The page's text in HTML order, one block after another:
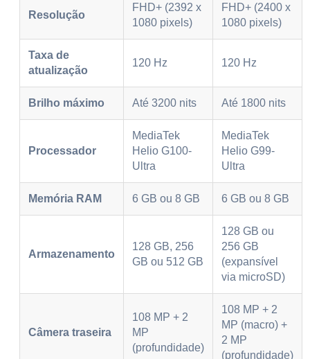
Resolução
FHD+ (2392 x
1080 pixels)
FHD+ (2400 x
1080 pixels)
Taxa de
atualização
120 Hz 120 Hz
Brilho máximo Até 3200 nits Até 1800 nits
Processador
MediaTek
Helio G100-
Ultra
MediaTek
Helio G99-
Ultra
Memória RAM 6 GB ou 8 GB 6 GB ou 8 GB
Armazenamento
128 GB, 256
GB ou 512 GB
128 GB ou
256 GB
(expansível
via microSD)
Câmera traseira
108 MP + 2
MP
(profundidade)
108 MP + 2
MP (macro) +
2 MP
(profundidade)